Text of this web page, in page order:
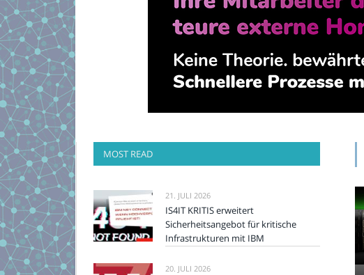
MOST READ
21. JULI 2026
IS4IT KRITIS erweitert
Sicherheitsangebot für kritische
Infrastrukturen mit IBM
20. JULI 2026